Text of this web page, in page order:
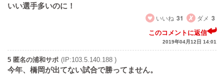
いい選手多いのに！
いいね 31 ダメ 3
このコメントに返信
2019年04月12日 14:01
5 匿名の浦和サポ (IP:103.5.140.188 )
今年、橋岡が出てない試合で勝ってません。